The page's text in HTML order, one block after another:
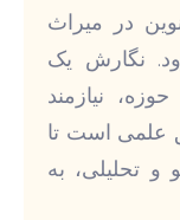
در میراث
نگارش یک
نیازمند
علمی است تا
و تحلیلی، به